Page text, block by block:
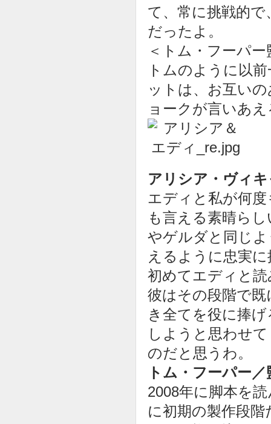
て、常に挑戦的
だったよ。
＜トム・フーパ
トムのように以
ットは、お互い
ョークが言いあ
アリシア・ヴィ
エディと私が何
も言える素晴ら
やゲルダと同じ
えるように忠実
初めてエディと
彼はその段階で
き全てを役に捧
しようと思わせ
のだと思うわ。
トム・フーパー／
2008年に脚本を
に初期の製作段